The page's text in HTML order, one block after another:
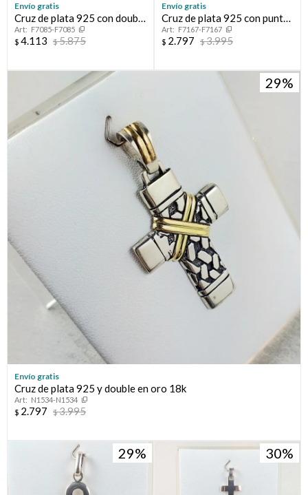
Envío gratis
Cruz de plata 925 con double
de oro 18k. San Benito.
F7085-F7085
$ 4.113 $5.875
Envío gratis
Cruz de plata 925 con puntas
arenadas.
F7167-F7167
$ 2.797 $3.995
29
Envío gratis
Cruz de plata 925 y double en oro 18k
N1534-N1534
$ 2.797 $3.995
29 30